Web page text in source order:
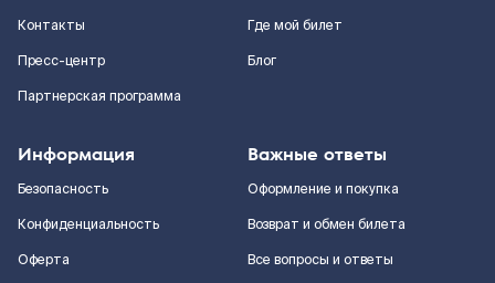
Контакты
Пресс-центр
Партнерская программа
Где мой билет
Блог
Информация
Безопасность
Конфиденциальность
Оферта
Важные ответы
Оформление и покупка
Возврат и обмен билета
Все вопросы и ответы